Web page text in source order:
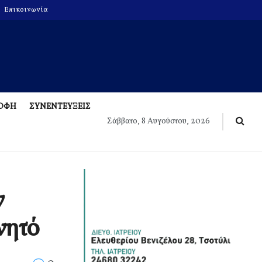
Επικοινωνία
ΣΥΝΕΝΤΕΥΞΕΙΣ
Σάββατο, 8 Αυγούστου, 2026